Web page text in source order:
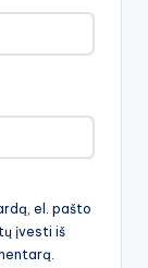
el. pašto
įvesti iš